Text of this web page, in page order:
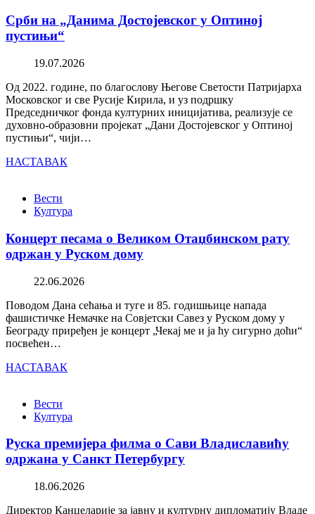
Срби на „Данима Достојевског у Оптиној
пустињи“
19.07.2026
Од 2022. године, по благослову Његове Светости Патријарха
Московског и све Русије Кирила, и уз подршку
Председничког фонда културних иницијатива, реализује се
духовно-образовни пројекат „Дани Достојевског у Оптиној
пустињи“, чији…
НАСТАВАК
Вести
Култура
Концерт песама о Великом Отаџбинском рату
одржан у Руском дому
22.06.2026
Поводом Дана сећања и туге и 85. годишњице напада
фашистичке Немачке на Совјетски Савез у Руском дому у
Београду приређен је концерт „Чекај ме и ја ћу сигурно доћи“
посвећен…
НАСТАВАК
Вести
Култура
Руска премијера филма о Сави Владиславићу
одржана у Санкт Петербургу
18.06.2026
Директор Канцеларије за јавну и културну дипломатију Владе